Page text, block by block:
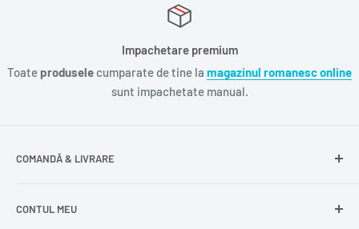
Impachetare premium
Toate produsele cumparate de tine la magazinul romanesc online
sunt impachetate manual.
COMANDĂ & LIVRARE
Livrare gratuită
CONTUL MEU